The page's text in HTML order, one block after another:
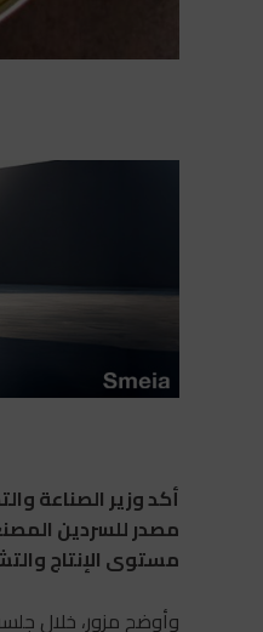
أكد وزير الصناعة
مصدر للسردين
مستوى الإنتاج